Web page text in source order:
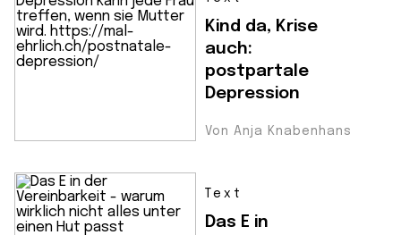
Kind da, Krise
auch:
postpartale
Depression
Von Anja Knabenhans
Text
Das E in